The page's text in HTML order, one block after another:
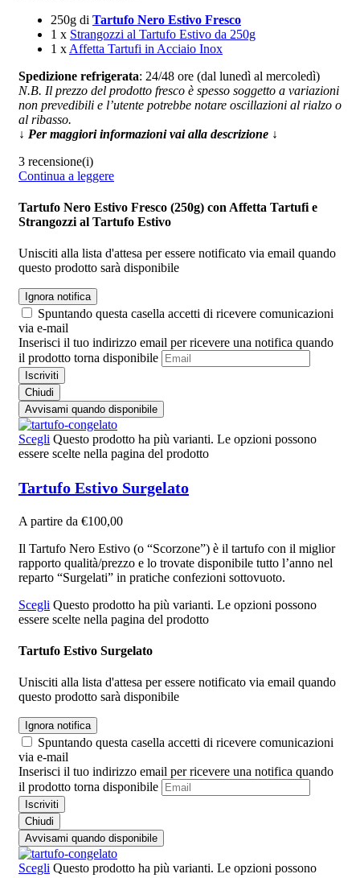
250g di Tartufo Nero Estivo Fresco
1 x Strangozzi al Tartufo Estivo da 250g
1 x Affetta Tartufi in Acciaio Inox
Spedizione refrigerata: 24/48 ore (dal lunedì al mercoledì)
N.B. Il prezzo del prodotto fresco è spesso soggetto a variazioni
non prevedibili e l’utente potrebbe notare oscillazioni al rialzo o
al ribasso.
↓ Per maggiori informazioni vai alla descrizione ↓
3 recensione(i)
Continua a leggere
Tartufo Nero Estivo Fresco (250g) con Affetta Tartufi e
Strangozzi al Tartufo Estivo
Unisciti alla lista d'attesa per essere notificato via email quando
questo prodotto sarà disponibile
Ignora notifica
Spuntando questa casella accetti di ricevere comunicazioni
via e-mail
Inserisci il tuo indirizzo email per ricevere una notifica quando
il prodotto torna disponibile
Iscriviti
Chiudi
Avvisami quando disponibile
Scegli Questo prodotto ha più varianti. Le opzioni possono
essere scelte nella pagina del prodotto
Tartufo Estivo Surgelato
A partire da €100,00
Il Tartufo Nero Estivo (o “Scorzone”) è il tartufo con il miglior
rapporto qualità/prezzo e lo trovate disponibile tutto l’anno nel
reparto “Surgelati” in pratiche confezioni sottovuoto.
Scegli Questo prodotto ha più varianti. Le opzioni possono
essere scelte nella pagina del prodotto
Tartufo Estivo Surgelato
Unisciti alla lista d'attesa per essere notificato via email quando
questo prodotto sarà disponibile
Ignora notifica
Spuntando questa casella accetti di ricevere comunicazioni
via e-mail
Inserisci il tuo indirizzo email per ricevere una notifica quando
il prodotto torna disponibile
Iscriviti
Chiudi
Avvisami quando disponibile
Scegli Questo prodotto ha più varianti. Le opzioni possono